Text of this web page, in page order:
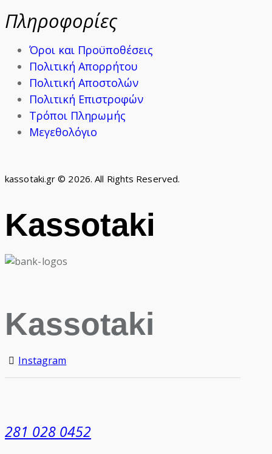
Πληροφορίες
Όροι και Προϋποθέσεις
Πολιτική Απορρήτου
Πολιτική Αποστολών
Πολιτική Επιστροφών
Τρόποι Πληρωμής
Μεγεθολόγιο
kassotaki.gr © 2026. All Rights Reserved.
Kassotaki
Kassotaki
Instagram
281 028 0452